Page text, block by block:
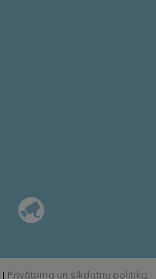
| Privātuma un sīkdatņu politika